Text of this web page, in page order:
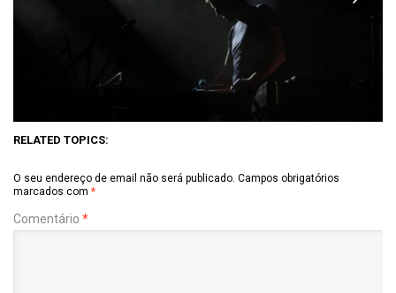
RELATED TOPICS:
O seu endereço de email não será publicado. Campos obrigatórios
marcados com *
Comentário *